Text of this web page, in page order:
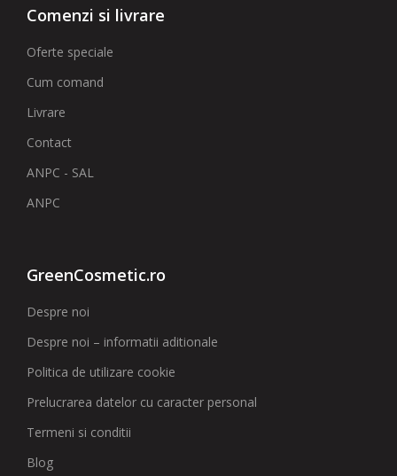
Comenzi si livrare
Oferte speciale
Cum comand
Livrare
Contact
ANPC - SAL
ANPC
GreenCosmetic.ro
Despre noi
Despre noi – informatii aditionale
Politica de utilizare cookie
Prelucrarea datelor cu caracter personal
Termeni si conditii
Blog